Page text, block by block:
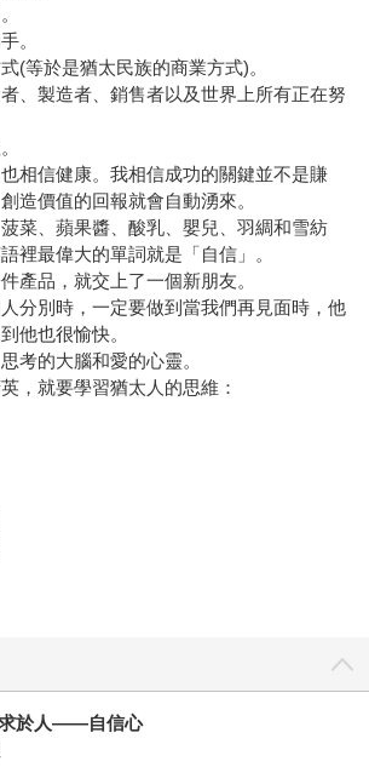
。
(等於是猶太民族的商業方式)。
、製造者、銷售者以及世界上所有正在努
相信健康。我相信成功的關鍵並不是賺
造價值的回報就會自動湧來。
菜、蘋果醬、酸乳、嬰兒、羽綢和雪紡
裡最偉大的單詞就是「自信」。
產品，就交上了一個新朋友。
分別時，一定要做到當我們再見面時，他
他也很愉快。
考的大腦和愛的心靈。
，就要學習猶太人的思維：
求於人――自信心